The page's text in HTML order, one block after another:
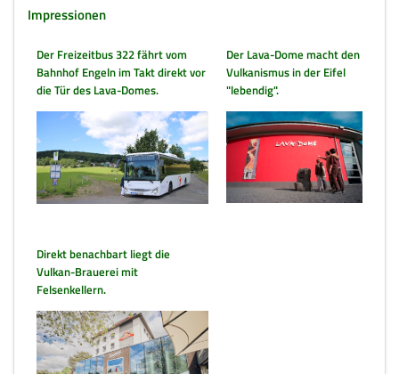
Impressionen
Der Freizeitbus 322 fährt vom
Bahnhof Engeln im Takt direkt vor
die Tür des Lava-Domes.
Der Lava-Dome macht den
Vulkanismus in der Eifel
"lebendig".
Direkt benachbart liegt die
Vulkan-Brauerei mit
Felsenkellern.